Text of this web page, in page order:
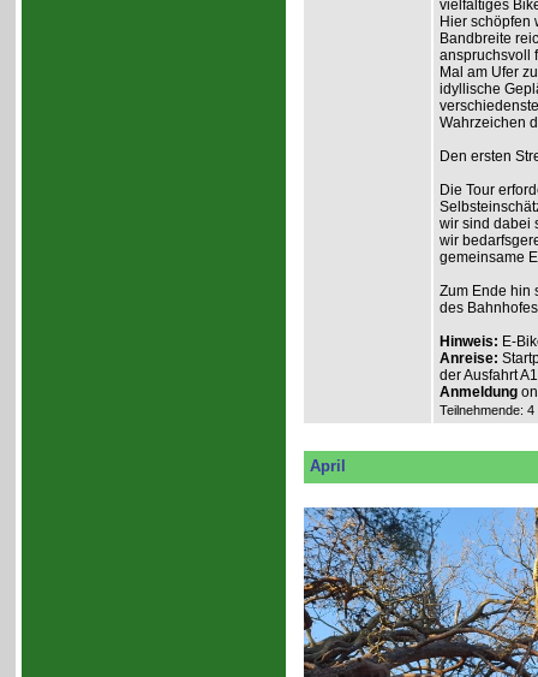
vielfältiges
Hier schöpfen
Bandbreite
anspruchsvoll
Mal am Ufer
idyllische
Wahrzeichen
Den ersten
Die Tour
wir sind dabei
wir
gemeinsame
Zum Ende hin
des
Hinweis: E-
Anreise:
der Ausfahrt
Anmeldung
Teilnehmende:
April